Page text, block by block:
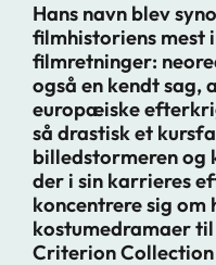
Hans navn blev
filmhistoriens mest
filmretninger:
også en kendt sag,
europæiske
så drastisk et
billedstormeren og
der i sin karrieres
koncentrere sig om
kostumedramaer
Criterion Collection